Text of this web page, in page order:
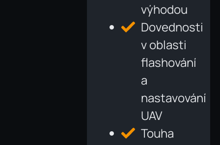
výhodou
Dovednosti
v oblasti
flashování
a
nastavování
UAV
Touha